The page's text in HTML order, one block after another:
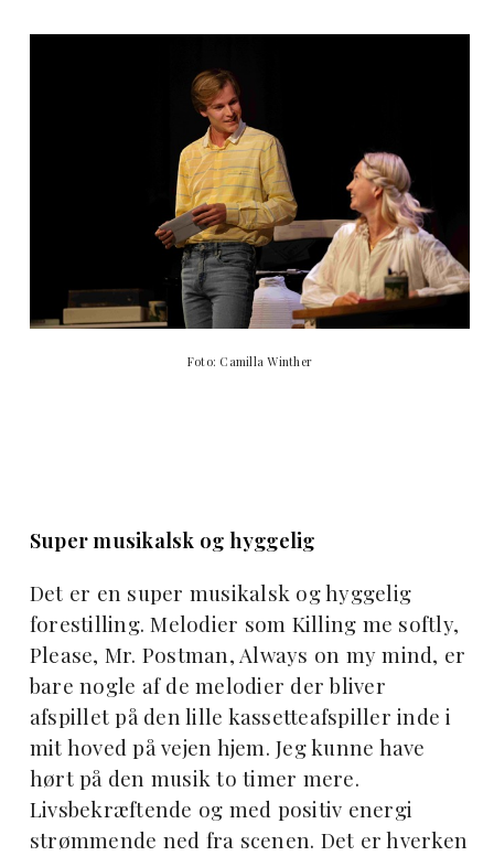
Foto: Camilla Winther
Super musikalsk og hyggelig
Det er en super musikalsk og hyggelig
forestilling. Melodier som Killing me softly,
Please, Mr. Postman, Always on my mind, er
bare nogle af de melodier der bliver
afspillet på den lille kassetteafspiller inde i
mit hoved på vejen hjem. Jeg kunne have
hørt på den musik to timer mere.
Livsbekræftende og med positiv energi
strømmende ned fra scenen. Det er hverken